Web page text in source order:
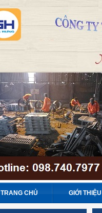
TRANG CHỦ GIỚI THIỆU